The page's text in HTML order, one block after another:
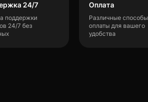
24/7
поддержки
24/7 без
Оплата
Различные способы
оплаты для вашего
удобства